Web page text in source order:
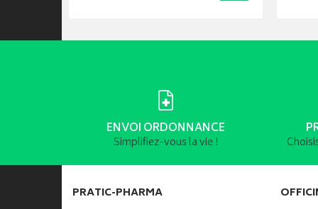
ENVOI ORDONNANCE
Simplifiez-vous la vie !
PRATIC-PHARMA